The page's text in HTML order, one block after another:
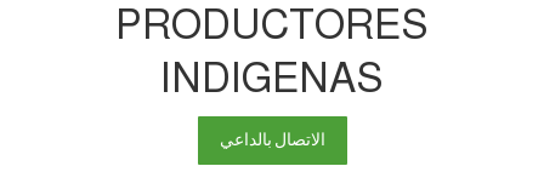
PRODUCTORES
INDIGENAS
الاتصال بالداعي